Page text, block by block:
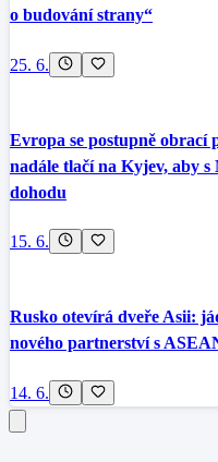
o budování strany“
25. 6.
Evropa se postupně obrací
nadále tlačí na Kyjev, aby
dohodu
15. 6.
Rusko otevírá dveře Asii:
nového partnerství s
14. 6.